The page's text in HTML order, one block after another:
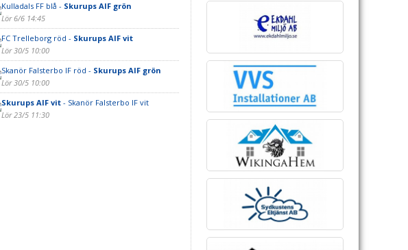
Kulladals FF blå - Skurups AIF grön
Lör 6/6 14:45
FC Trelleborg röd - Skurups AIF vit
Lör 30/5 10:00
Skanör Falsterbo IF röd - Skurups AIF grön
Lör 30/5 10:00
Skurups AIF vit- Skanör Falsterbo IF vit
Lör 23/5 11:30